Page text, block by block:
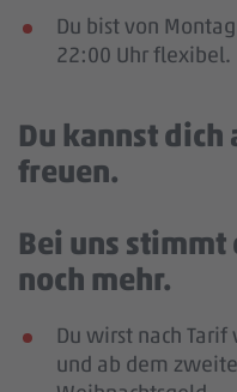
Du bist von
22:00 Uhr flexibel.
Du kannst dich
freuen.
Bei uns stimmt
noch mehr.
Du wirst nach
und ab dem